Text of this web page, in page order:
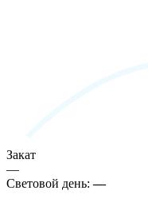
Закат
—
Световой день:—